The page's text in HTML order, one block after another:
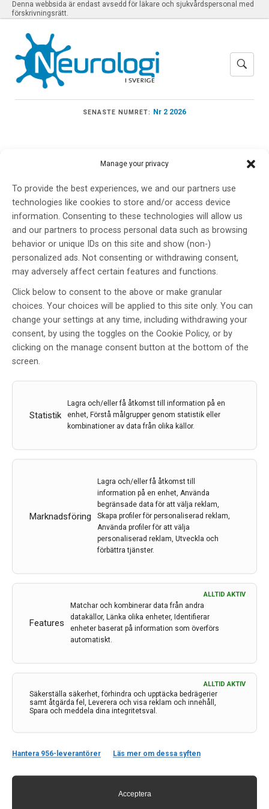
Manage your privacy
To provide the best experiences, we and our partners use
technologies like cookies to store and/or access device
information. Consenting to these technologies will allow us
and our partners to process personal data such as browsing
behavior or unique IDs on this site and show (non-)
personalized ads. Not consenting or withdrawing consent,
may adversely affect certain features and functions.
Click below to consent to the above or make granular
choices. Your choices will be applied to this site only. You can
change your settings at any time, including withdrawing your
consent, by using the toggles on the Cookie Policy, or by
clicking on the manage consent button at the bottom of the
screen.
Statistik
Lagra och/eller få åtkomst till information på en
enhet, Förstå målgrupper genom statistik eller
kombinationer av data från olika källor.
Marknadsföring
Lagra och/eller få åtkomst till
information på en enhet, Använda
begränsade data för att välja reklam,
Skapa profiler för personaliserad reklam,
Använda profiler för att välja
personaliserad reklam, Utveckla och
förbättra tjänster.
Features
ALLTID AKTIV
Matchar och kombinerar data från andra
datakällor, Länka olika enheter, Identifierar
enheter baserat på information som överförs
automatiskt.
Säkerställa säkerhet, förhindra och upptäcka bedrägerier
samt åtgärda fel, Leverera och visa reklam och innehåll,
Spara och meddela dina integritetsval.
ALLTID AKTIV
Hantera 956-leverantörer Läs mer om dessa syften
Acceptera
Denna webbsida är endast avsedd för läkare och sjukvårdspersonal med
förskrivningsrätt.
SENASTE NUMRET: Nr 2 2026
Fredrik Höök
Ny metod visar hur
Parkinsonprotein skadar
membran
Av Chalmers
2 jul 2020
​​​​​​​​Vid Parkinsons sjukdom klumpar proteinet α-synuklein
(alfasynuklein) ihop sig i hjärnan. Detta förstör
avgörande för hur lite α-synuklein som behövs för att
en skada i membranet ska uppstå.
Kontakt
Hagaplan 4